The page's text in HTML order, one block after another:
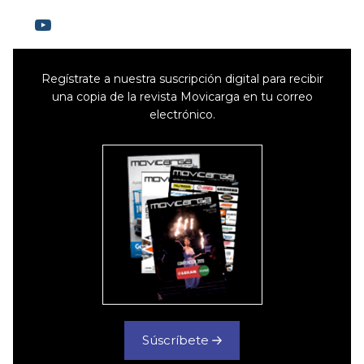
Regístrate a nuestra suscripción digital para recibir
una copia de la revista Movicarga en tu correo
electrónico.
Súscríbete